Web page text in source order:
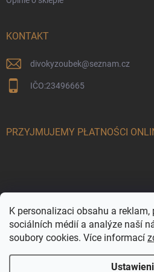
K personalizaci obsahu a
sociálních médií a analýze naší
soubory cookies. Více informací
KONTAKT
divokyzoubek@seznam.cz
IČO:23496665
PRZYJMUJEMY PŁATNOŚCI